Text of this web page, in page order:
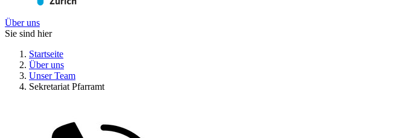
Über uns
Sie sind hier
Startseite
Über uns
Unser Team
Sekretariat Pfarramt